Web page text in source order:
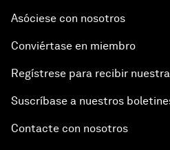
Asóciese con nosotros
Conviértase en miembro
Regístrese para recibir
Suscríbase a nuestros
Contacte con nosotros